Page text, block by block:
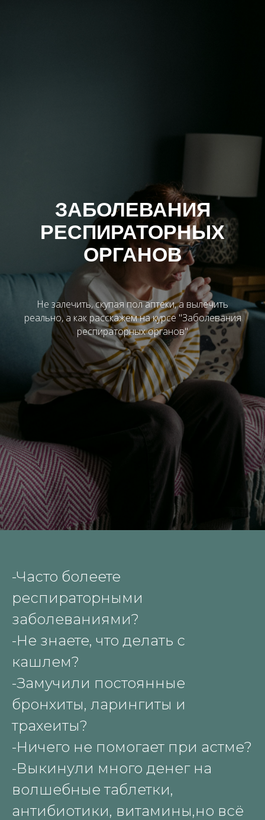
ЗАБОЛЕВАНИЯ
РЕСПИРАТОРНЫХ
ОРГАНОВ
Не залечить, скупая пол аптеки, а вылечить
реально, а как расскажем на курсе "Заболевания
респираторных органов"
-Часто болеете
респираторными
заболеваниями?
-Не знаете, что делать с
кашлем?
-Замучили постоянные
бронхиты, ларингиты и
трахеиты?
-Ничего не помогает при астме?
-Выкинули много денег на
волшебные таблетки,
антибиотики, витамины,но всё